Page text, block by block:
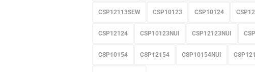
CSP12113SEW CSP10123 CSP10124
CSP12124 CSP10123NUI CSP12123NUI
CSP10154 CSP12154 CSP10154NUI